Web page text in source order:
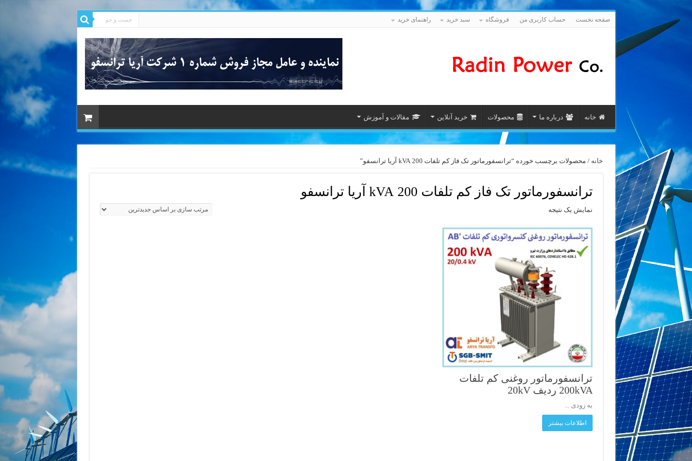
صفحه نخست حساب کاربری من فروشگاه سبد خرید راهنمای خرید
خانه درباره ما محصولات خرید آنلاین مقالات و آموزش
خانه / محصولات برچسب خورده “ترانسفورماتور تک فاز کم تلفات 200 kVA آریا ترانسفو”
ترانسفورماتور تک فاز کم تلفات 200 kVA آریا ترانسفو
نمایش یک نتیجه
ترانسفورماتور روغنی کم تلفات
200kVA ردیف 20kV
به زودی ...
اطلاعات بیشتر